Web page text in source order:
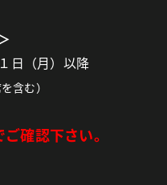
日（月）以降
含む）
確認下さい。